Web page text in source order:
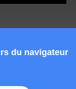
du navigateur